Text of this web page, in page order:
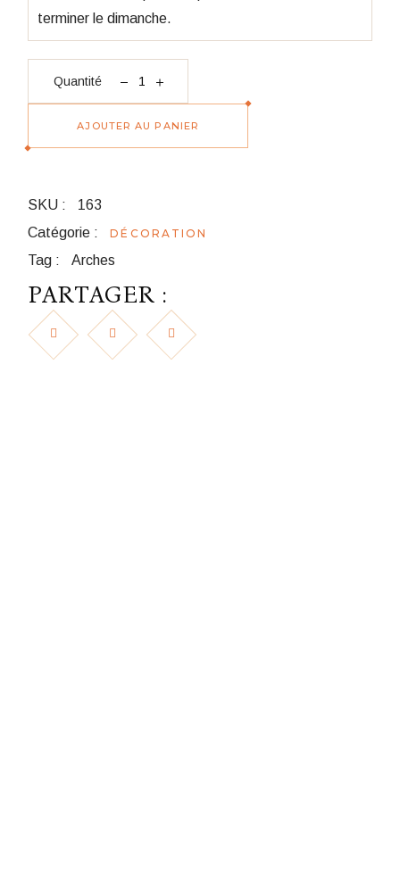
terminer le dimanche.
Quantité
quantité Arche hexagonale bois 2m
AJOUTER AU PANIER
SKU :
163
Catégorie :
DÉCORATION
Tag : Arches
PARTAGER :